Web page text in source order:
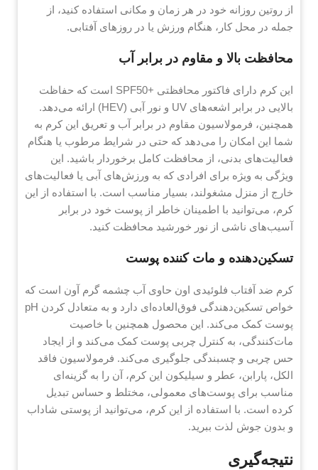
از روتین روزانه خود در هر زمان و مکانی استفاده کنید، از
جمله در محل کار، هنگام ورزش یا در روزهای آفتابی.
محافظت بالا و مقاوم در برابر آب
این کرم دارای فاکتور محافظتی +SPF50 است که حفاظت
بالایی در برابر اشعه‌های UV و نور آبی (HEV) ارائه می‌دهد.
همچنین، فرمولاسیون مقاوم در برابر آب و تعریق این کرم به
شما این امکان را می‌دهد که حتی در شرایط مرطوب یا هنگام
فعالیت‌های بدنی، از محافظت کامل برخوردار باشید. این
ویژگی به ویژه برای افرادی که به ورزش‌های آبی یا فعالیت‌های
خارج از منزل مشغولند، بسیار مناسب است. با استفاده از این
کرم، می‌توانید با اطمینان خاطر از پوست خود در برابر
آسیب‌های ناشی از نور خورشید محافظت کنید.
تسکین‌دهنده و مات کننده پوست
کرم ضد آفتاب فلوئیدی اون حاوی آب چشمه گرم آون است که
خواص تسکین‌دهندگی فوق‌العاده‌ای دارد و به متعادل کردن pH
پوست کمک می‌کند. این محصول همچنین با خاصیت
مات‌کنندگی، به کنترل چربی پوست کمک می‌کند و از ایجاد
حس چربی و چسبندگی جلوگیری می‌کند. فرمولاسیون فاقد
الکل، پارابن، عطر و سیلیکون این کرم، آن را به گزینه‌ای
مناسب برای پوست‌های معمولی، مختلط و حساس تبدیل
کرده است. با استفاده از این کرم، می‌توانید از پوستی شاداب
و بدون جوش لذت ببرید.
نتیجه‌گیری